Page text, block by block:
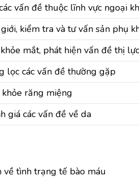
vấn đề thuộc lĩnh vực ngoại
kiểm tra và tư vấn sản phụ
mắt, phát hiện vấn đề thị
lọc các vấn đề thường gặp
răng miệng
giá các vấn đề về da
tình trạng tế bào máu